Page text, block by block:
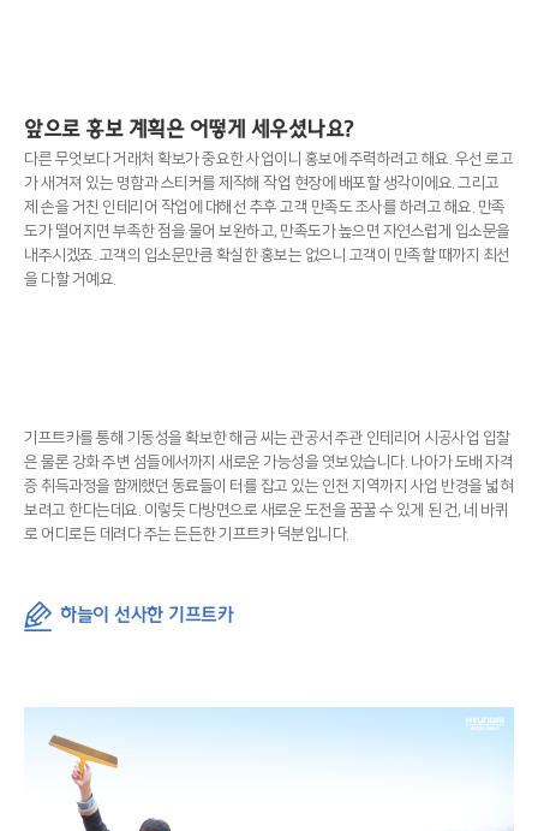
앞으로 홍보 계획은 어떻게 세우셨나요?
다른 무엇보다 거래처 확보가 중요한 사업이니 홍보에 주력하려고 해요. 우선 로고
가 새겨져 있는 명함과 스티커를 제작해 작업 현장에 배포할 생각이에요. 그리고
제 손을 거친 인테리어 작업에 대해선 추후 고객 만족도 조사를 하려고 해요. 만족
도가 떨어지면 부족한 점을 물어 보완하고, 만족도가 높으면 자연스럽게 입소문을
내주시겠죠. 고객의 입소문만큼 확실한 홍보는 없으니 고객이 만족할 때까지 최선
을 다할 거예요.
기프트카를 통해 기동성을 확보한 해금 씨는 관공서 주관 인테리어 시공사업 입찰
은 물론 강화 주변 섬들에서까지 새로운 가능성을 엿보았습니다. 나아가 도배 자격
증 취득과정을 함께했던 동료들이 터를 잡고 있는 인천 지역까지 사업 반경을 넓혀
보려고 한다는데요. 이렇듯 다방면으로 새로운 도전을 꿈꿀 수 있게 된 건, 네 바퀴
로 어디로든 데려다 주는 든든한 기프트카 덕분입니다.
하늘이 선사한 기프트카